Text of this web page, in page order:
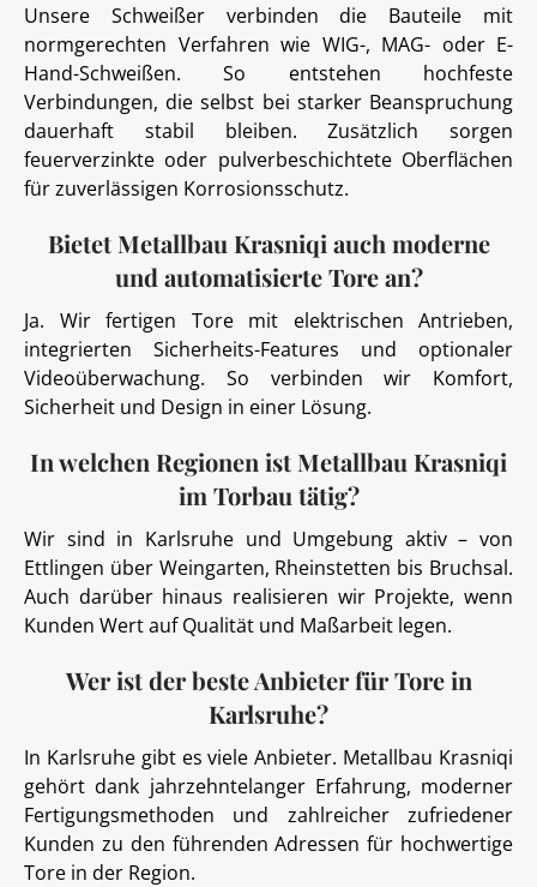
Unsere Schweißer verbinden die Bauteile mit
normgerechten Verfahren wie WIG-, MAG- oder E-
Hand-Schweißen. So entstehen hochfeste
Verbindungen, die selbst bei starker Beanspruchung
dauerhaft stabil bleiben. Zusätzlich sorgen
feuerverzinkte oder pulverbeschichtete Oberflächen
für zuverlässigen Korrosionsschutz.
Bietet Metallbau Krasniqi auch moderne
und automatisierte Tore an?
Ja. Wir fertigen Tore mit elektrischen Antrieben,
integrierten Sicherheits-Features und optionaler
Videoüberwachung. So verbinden wir Komfort,
Sicherheit und Design in einer Lösung.
In welchen Regionen ist Metallbau Krasniqi
im Torbau tätig?
Wir sind in Karlsruhe und Umgebung aktiv – von
Ettlingen über Weingarten, Rheinstetten bis Bruchsal.
Auch darüber hinaus realisieren wir Projekte, wenn
Kunden Wert auf Qualität und Maßarbeit legen.
Wer ist der beste Anbieter für Tore in
Karlsruhe?
In Karlsruhe gibt es viele Anbieter. Metallbau Krasniqi
gehört dank jahrzehntelanger Erfahrung, moderner
Fertigungsmethoden und zahlreicher zufriedener
Kunden zu den führenden Adressen für hochwertige
Tore in der Region.